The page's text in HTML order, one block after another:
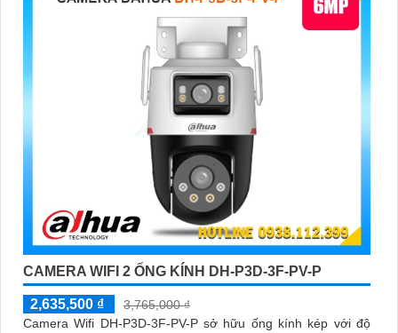
CAMERA WIFI 2 ỐNG KÍNH DH-P3D-3F-PV-P
2,635,500 ₫
3,765,000 ₫
Camera Wifi DH-P3D-3F-PV-P sở hữu ống kính kép với độ